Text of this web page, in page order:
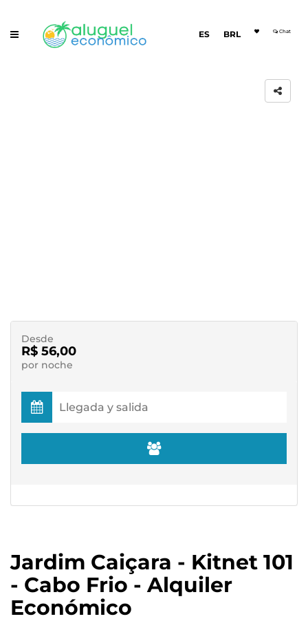
ES BRL Chat
Jardim Caiçara - Kitnet 101
- Cabo Frio - Alquiler
Económico
Desde
R$ 56,00
por noche